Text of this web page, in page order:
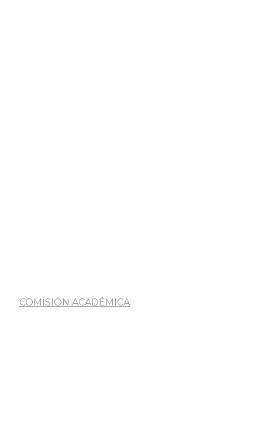
COMISIÓN ACADÉMICA